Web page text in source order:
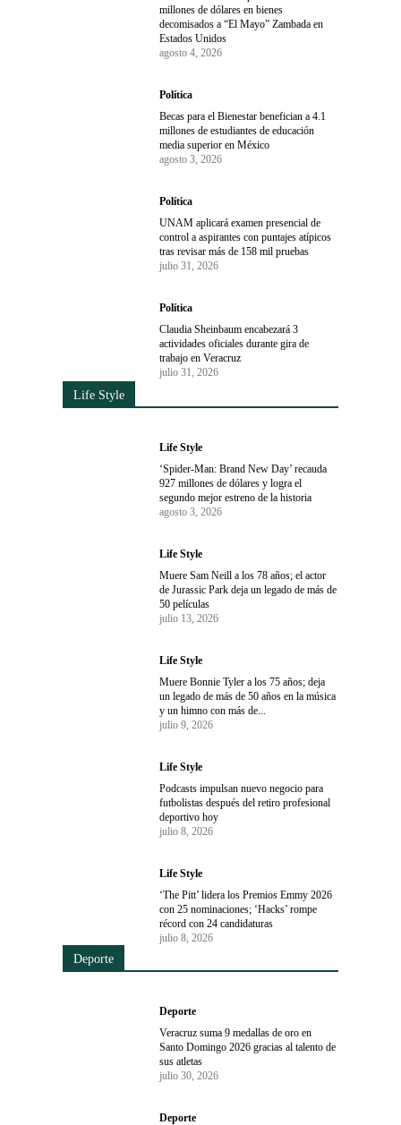
millones de dólares en bienes
decomisados a “El Mayo” Zambada en
Estados Unidos
agosto 4, 2026
Política
Becas para el Bienestar benefician a 4.1
millones de estudiantes de educación
media superior en México
agosto 3, 2026
Política
UNAM aplicará examen presencial de
control a aspirantes con puntajes atípicos
tras revisar más de 158 mil pruebas
julio 31, 2026
Política
Claudia Sheinbaum encabezará 3
actividades oficiales durante gira de
trabajo en Veracruz
julio 31, 2026
Life Style
Life Style
‘Spider-Man: Brand New Day’ recauda
927 millones de dólares y logra el
segundo mejor estreno de la historia
agosto 3, 2026
Life Style
Muere Sam Neill a los 78 años; el actor
de Jurassic Park deja un legado de más de
50 películas
julio 13, 2026
Life Style
Muere Bonnie Tyler a los 75 años; deja
un legado de más de 50 años en la música
y un himno con más de...
julio 9, 2026
Life Style
Podcasts impulsan nuevo negocio para
futbolistas después del retiro profesional
deportivo hoy
julio 8, 2026
Life Style
‘The Pitt’ lidera los Premios Emmy 2026
con 25 nominaciones; ‘Hacks’ rompe
récord con 24 candidaturas
julio 8, 2026
Deporte
Deporte
Veracruz suma 9 medallas de oro en
Santo Domingo 2026 gracias al talento de
sus atletas
julio 30, 2026
Deporte